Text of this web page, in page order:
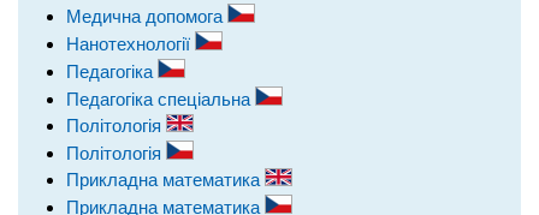
Медична допомога
Нанотехнології
Педагогіка
Педагогіка спеціальна
Політологія
Політологія
Прикладна математика
Прикладна математика